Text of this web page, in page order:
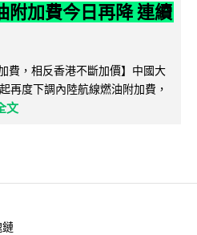
附加費今日再降 連續
費，相反香港不斷加價】中國大
再度下調內陸航線燃油附加費，
文